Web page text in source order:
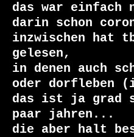
das war
darin schon
inzwischen hat
gelesen,
in denen auch
oder dorfleben
das ist ja grad
paar jahren...
die aber halt